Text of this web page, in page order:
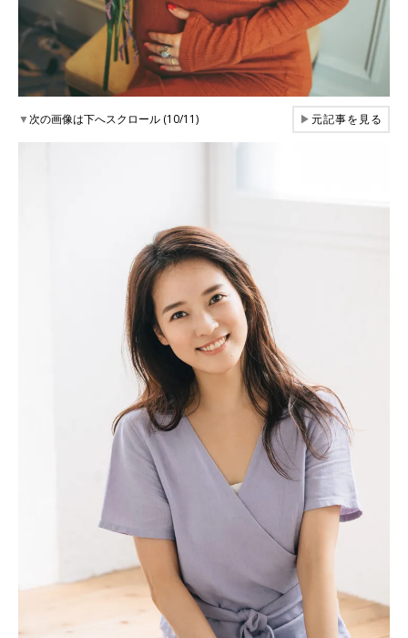
▼次の画像は下へスクロール (10/11) ▶元記事を見る